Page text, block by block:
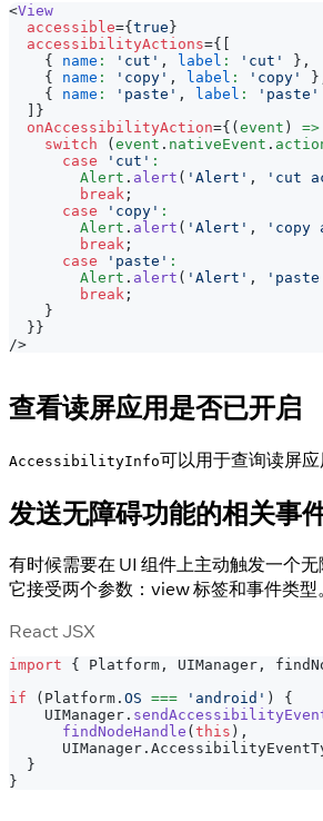
<View
accessible={ true }
accessibilityActions={
{
name : 'cut' , label : 'cut' } ,
{
name : 'copy' , label : 'copy' }
{
name : 'paste' , label : 'paste'
}
onAccessibilityAction={ ( event ) =>
switch
( event . nativeEvent .
case
'cut' :
Alert . alert ( 'Alert' , 'cut
break ;
case
'copy' :
Alert . alert ( 'Alert' , 'copy
break ;
case
'paste' :
Alert . alert ( 'Alert' ,
break ;
}
} }
/>
查看读屏应用是否已开启
AccessibilityInfo可以用于查询读屏
发送无障碍功能的相关事
有时候需要在 UI 组件上主动触发一个
它接受两个参数：view 标签和事件类
React JSX
import { Platform , UIManager ,
if
( Platform . OS === 'android' )
{
UIManager .
findNodeHandle ( this ) ,
UIManager .
}
}